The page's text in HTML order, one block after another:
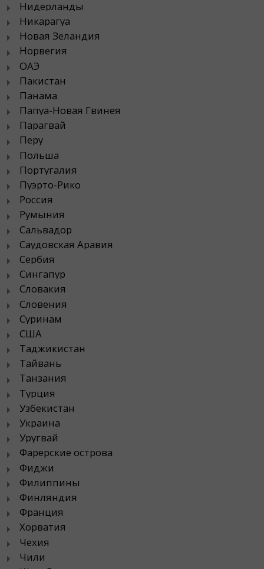
Нидерланды
Никарагуа
Новая Зеландия
Норвегия
ОАЭ
Пакистан
Панама
Папуа-Новая Гвинея
Парагвай
Перу
Польша
Португалия
Пуэрто-Рико
Россия
Румыния
Сальвадор
Саудовская Аравия
Сербия
Сингапур
Словакия
Словения
Суринам
США
Таджикистан
Тайвань
Танзания
Турция
Узбекистан
Украина
Уругвай
Фарерские острова
Фиджи
Филиппины
Финляндия
Франция
Хорватия
Чехия
Чили